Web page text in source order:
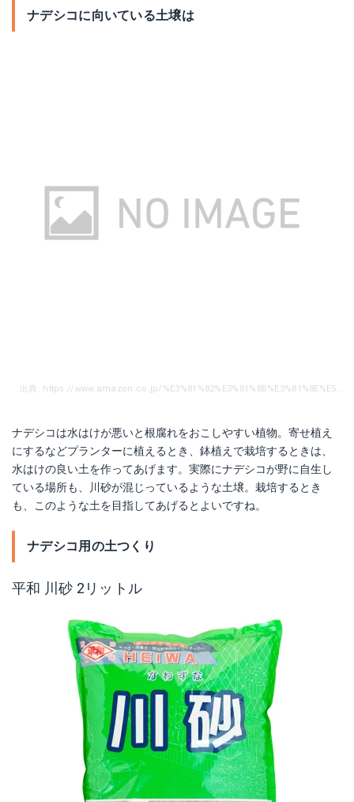
ナデシコに向いている土壌は
ナデシコは水はけが悪いと根腐れをおこしやすい植物。寄せ植え
にするなどプランターに植えるとき、鉢植えで栽培するときは、
水はけの良い土を作ってあげます。実際にナデシコが野に自生し
ている場所も、川砂が混じっているような土壌。栽培するとき
も、このような土を目指してあげるとよいですね。
ナデシコ用の土つくり
平和 川砂 2リットル